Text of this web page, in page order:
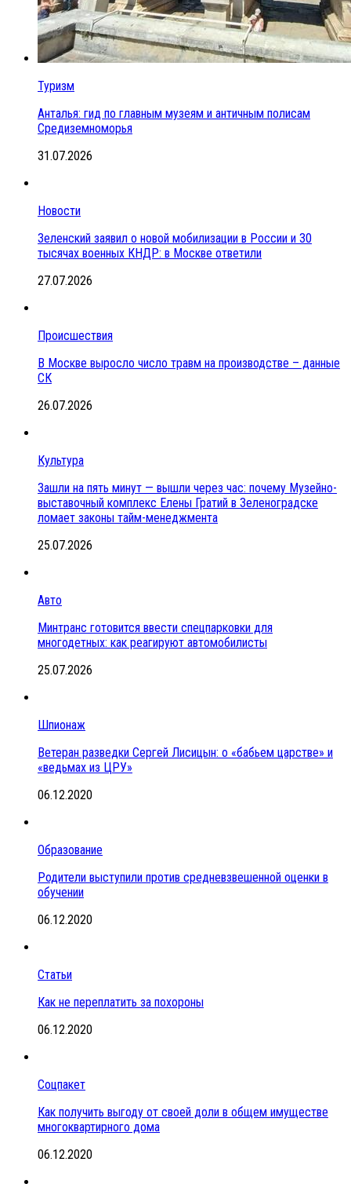
Туризм
Анталья: гид по главным музеям и античным полисам
Средиземноморья
31.07.2026
Новости
Зеленский заявил о новой мобилизации в России и 30
тысячах военных КНДР: в Москве ответили
27.07.2026
Происшествия
В Москве выросло число травм на производстве – данные
СК
26.07.2026
Культура
Зашли на пять минут — вышли через час: почему Музейно-
выставочный комплекс Елены Гратий в Зеленоградске
ломает законы тайм-менеджмента
25.07.2026
Авто
Минтранс готовится ввести спецпарковки для
многодетных: как реагируют автомобилисты
25.07.2026
Шпионаж
Ветеран разведки Сергей Лисицын: о «бабьем царстве» и
«ведьмах из ЦРУ»
06.12.2020
Образование
Родители выступили против средневзвешенной оценки в
обучении
06.12.2020
Статьи
Как не переплатить за похороны
06.12.2020
Соцпакет
Как получить выгоду от своей доли в общем имуществе
многоквартирного дома
06.12.2020